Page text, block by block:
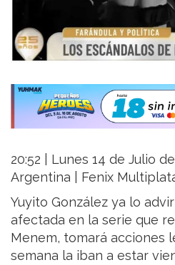
20:52 | Lunes 14 de Julio
Argentina | Fenix
Yuyito González ya lo
afectada en la serie que
Menem, tomará acciones
semana la iban a estar